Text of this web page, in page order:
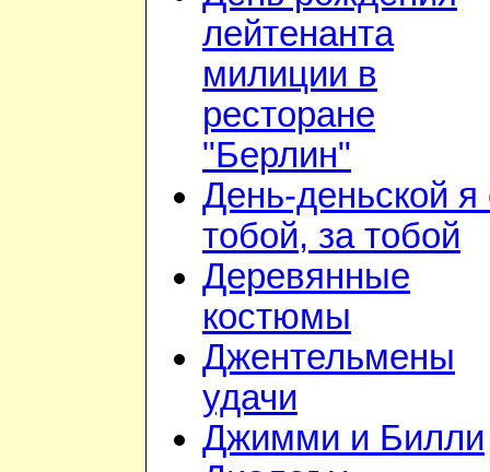
лейтенанта
милиции в
ресторане
"Берлин"
День-деньской я
тобой, за тобой
Деревянные
костюмы
Джентельмены
удачи
Джимми и Билли